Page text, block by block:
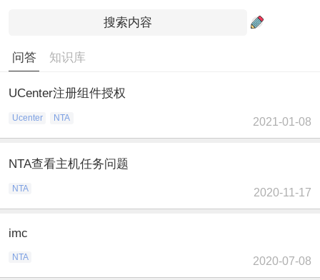
问答 知识库
UCenter注册组件授权
Ucenter NTA 2021-01-08
NTA查看主机任务问题
NTA 2020-11-17
imc
NTA 2020-07-08